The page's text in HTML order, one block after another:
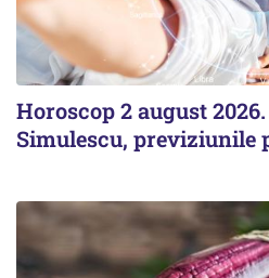
Horoscop 2 august
Simulescu, previziunile